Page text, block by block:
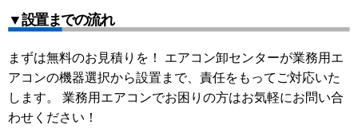
▼設置までの流れ
まずは無料のお見積りを！ エアコン卸センターが業務用エ
アコンの機器選択から設置まで、責任をもってご対応いた
します。 業務用エアコンでお困りの方はお気軽にお問い合
わせください！